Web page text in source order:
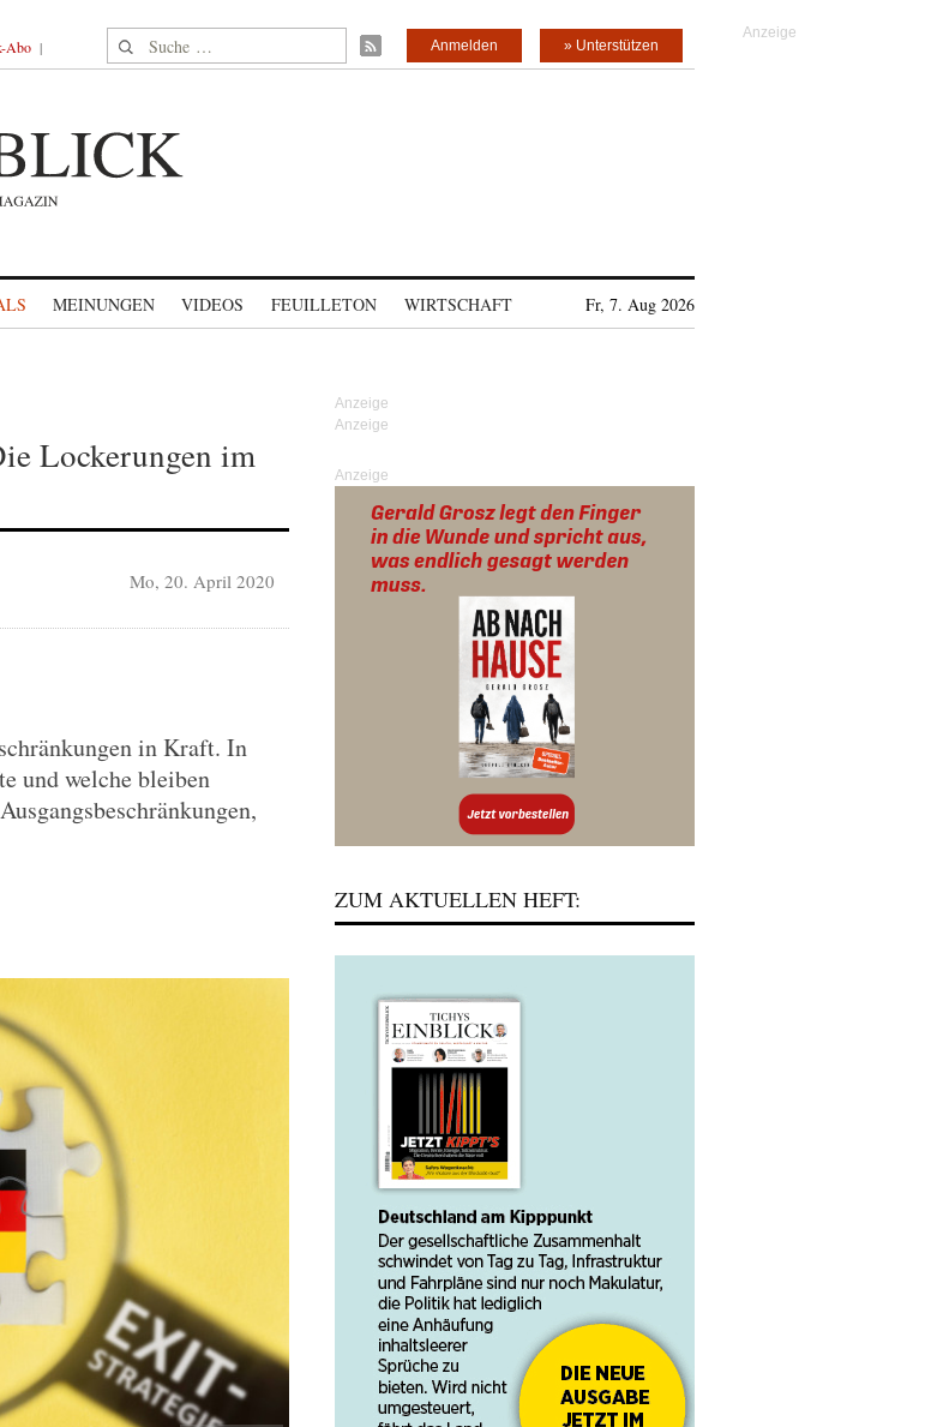
Abo Suche nach: » Unterstützen
Anmelden
MEINUNGEN VIDEOS FEUILLETON WIRTSCHAFT Fr, 7. Aug 2026
Lockerungen im
Mo, 20. April 2020
in Kraft. In
und welche bleiben
Anzeige
ZUM AKTUELLEN HEFT: